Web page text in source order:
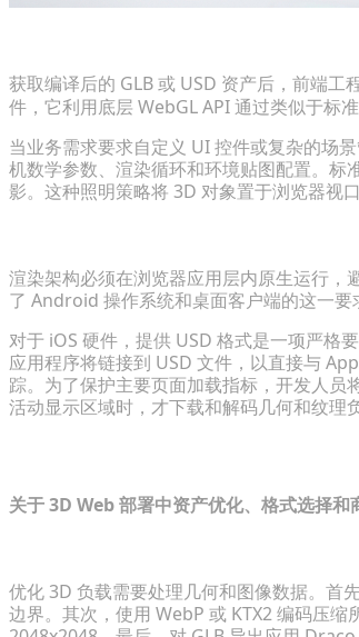
获取编译后的 GLB 或 USD 资产后，前端
件，它利用底层 WebGL API 通过类似于标
当业务需求要求自定义 UI 控件或复杂的场
机数学参数、渲染循环和环境贴图配置。标
影。这种照明策略将 3D 对象置于浏览器视
渲染架构必须在浏览器应用层内原生运行，
了 Android 操作系统和桌面客户端的这一要
对于 iOS 硬件，提供 USD 格式是一项严格
应用程序将链接到 USD 文件，以直接与
踪。为了保护主要页面加载指标，开发人
活动显示区域时，才下载和解码几何和纹理负
关于 3D Web 部署中资产优化、格式选择和
优化 3D 负载需要处理几何和图像数据。首
边界。其次，使用 WebP 或 KTX2 编码压